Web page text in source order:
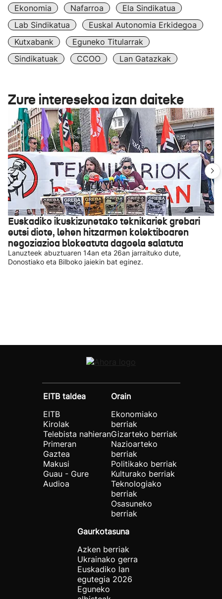
Ekonomia Nafarroa
Ela Sindikatua
Lab Sindikatua
Euskal Autonomia Erkidegoa
Kutxabank
Eguneko Titularrak
Sindikatuak
CCOO Lan Gatazkak
Zure interesekoa izan daiteke
Euskadiko ikuskizunetako teknikariek grebari
eutsi diote, lehen hitzarmen kolektiboaren
negoziazioa blokeatuta dagoela salatuta
Lanuzteek abuztuaren 14an eta 26an jarraituko dute,
Donostiako eta Bilboko jaiekin bat eginez.
EITB taldea
EITB
Kirolak
Telebista nahieran
Primeran
Gaztea
Makusi
Guau - Gure
Audioa
Orain
Ekonomiako
berriak
Gizarteko berriak
Nazioarteko
berriak
Politikako berriak
Kulturako berriak
Teknologiako
berriak
Osasuneko
berriak
Gaurkotasuna
Azken berriak
Ukrainako gerra
Euskadiko lan
egutegia 2026
Eguneko